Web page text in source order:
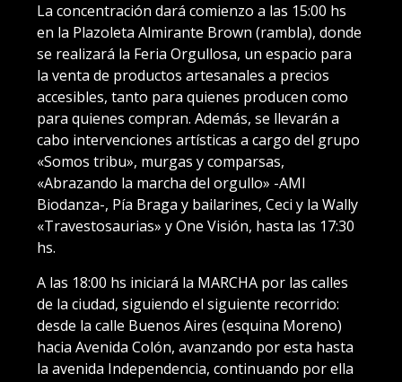
La concentración dará comienzo a las 15:00 hs
en la Plazoleta Almirante Brown (rambla), donde
se realizará la Feria Orgullosa, un espacio para
la venta de productos artesanales a precios
accesibles, tanto para quienes producen como
para quienes compran. Además, se llevarán a
cabo intervenciones artísticas a cargo del grupo
«Somos tribu», murgas y comparsas,
«Abrazando la marcha del orgullo» -AMI
Biodanza-, Pía Braga y bailarines, Ceci y la Wally
«Travestosaurias» y One Visión, hasta las 17:30
hs.
A las 18:00 hs iniciará la MARCHA por las calles
de la ciudad, siguiendo el siguiente recorrido:
desde la calle Buenos Aires (esquina Moreno)
hacia Avenida Colón, avanzando por esta hasta
la avenida Independencia, continuando por ella